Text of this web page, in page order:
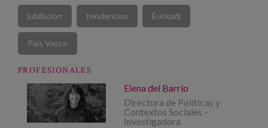
jubilación tendencias Euskadi
Pais Vasco
PROFESIONALES
Elena del Barrio
Directora de Políticas y
Contextos Sociales -
Investigadora